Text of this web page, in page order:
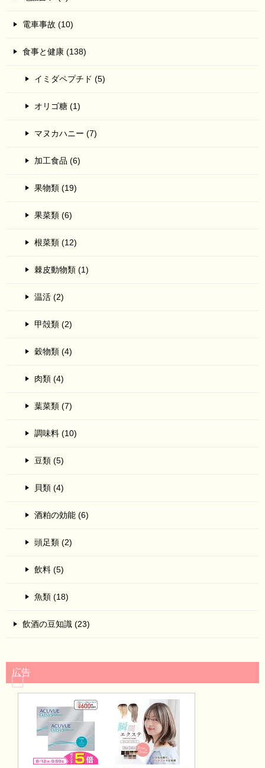
電車事故 (10)
食事と健康 (138)
イミダペプチド (5)
オリゴ糖 (1)
マヌカハニー (7)
加工食品 (6)
果物類 (19)
果菜類 (6)
根菜類 (12)
棘皮動物類 (1)
温活 (2)
甲殻類 (2)
穀物類 (4)
肉類 (4)
葉菜類 (7)
調味料 (10)
豆類 (5)
貝類 (4)
酒粕の効能 (6)
頭足類 (2)
飲料 (5)
魚類 (18)
飲酒の豆知識 (23)
広告